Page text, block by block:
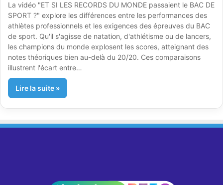
La vidéo "ET SI LES RECORDS DU MONDE passaient le BAC DE
SPORT ?" explore les différences entre les performances des
athlètes professionnels et les exigences des épreuves du BAC
de sport. Qu'il s'agisse de natation, d'athlétisme ou de lancers,
les champions du monde explosent les scores, atteignant des
notes théoriques bien au-delà du 20/20. Ces comparaisons
illustrent l'écart entre…
Lire la suite »